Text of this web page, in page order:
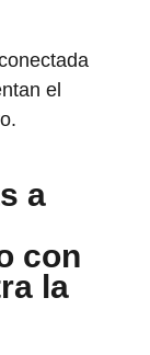
a
con
la